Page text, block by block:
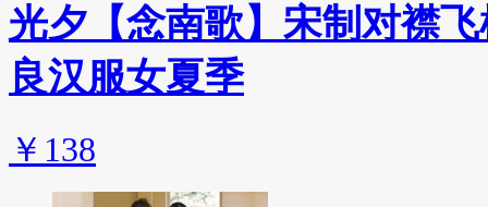
光夕【念南歌】宋制对襟
良汉服女夏季
￥138